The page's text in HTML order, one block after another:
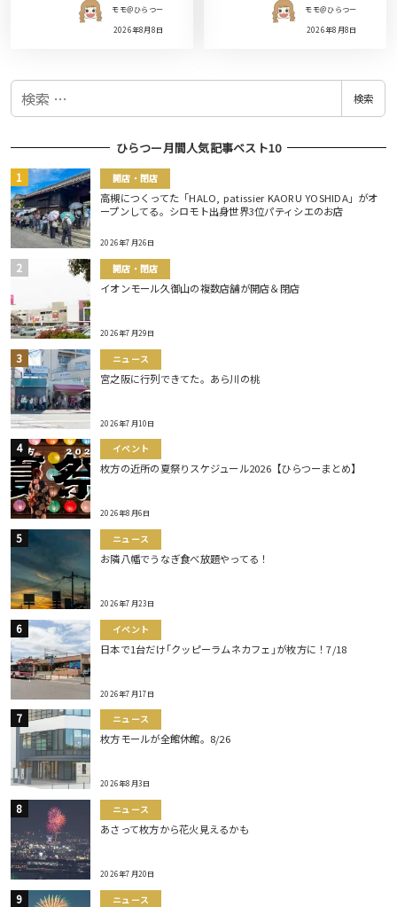
モモ＠ひらつー
2026年8月8日
モモ＠ひらつー
2026年8月8日
検
検索
ひらつー月間人気記事ベスト10
開店・閉店
高槻につくってた「HALO, patissier KAORU YOSHIDA」がオ
ープンしてる。シロモト出身世界3位パティシエのお店
2026年7月26日
開店・閉店
イオンモール久御山の複数店舗が開店＆閉店
2026年7月29日
ニュース
宮之阪に行列できてた。あら川の桃
2026年7月10日
イベント
枚方の近所の夏祭りスケジュール2026【ひらつーまとめ】
2026年8月6日
ニュース
お隣八幡でうなぎ食べ放題やってる！
2026年7月23日
イベント
日本で1台だけ｢クッピーラムネカフェ｣が枚方に！7/18
2026年7月17日
ニュース
枚方モールが全館休館。8/26
2026年8月3日
ニュース
あさって枚方から花火見えるかも
2026年7月20日
ニュース